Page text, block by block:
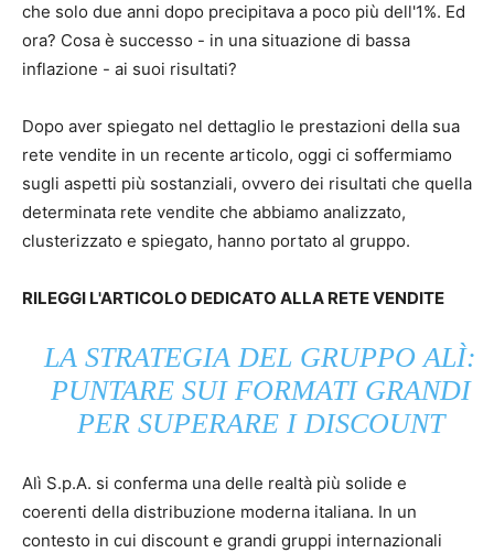
che solo due anni dopo precipitava a poco più dell'1%. Ed
ora? Cosa è successo - in una situazione di bassa
inflazione - ai suoi risultati?
Dopo aver spiegato nel dettaglio le prestazioni della sua
rete vendite in un recente articolo, oggi ci soffermiamo
sugli aspetti più sostanziali, ovvero dei risultati che quella
determinata rete vendite che abbiamo analizzato,
clusterizzato e spiegato, hanno portato al gruppo.
RILEGGI L'ARTICOLO DEDICATO ALLA RETE VENDITE
LA STRATEGIA DEL GRUPPO ALÌ:
PUNTARE SUI FORMATI GRANDI
PER SUPERARE I DISCOUNT
Alì S.p.A. si conferma una delle realtà più solide e
coerenti della distribuzione moderna italiana. In un
contesto in cui discount e grandi gruppi internazionali